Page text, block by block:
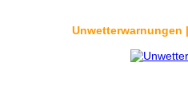
Unwetterwarnungen